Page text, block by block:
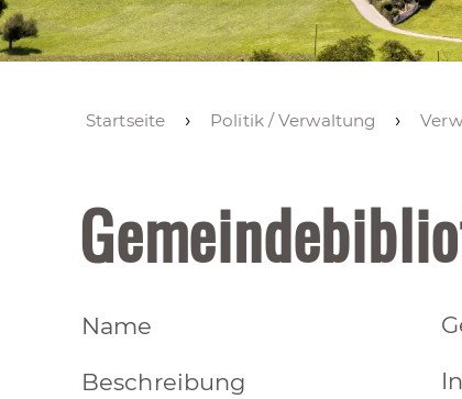
Startseite Politik / Verwaltung
Name
Beschreibung